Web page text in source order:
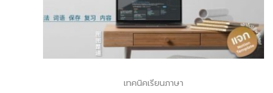
เทคนิคเรียนภาษา